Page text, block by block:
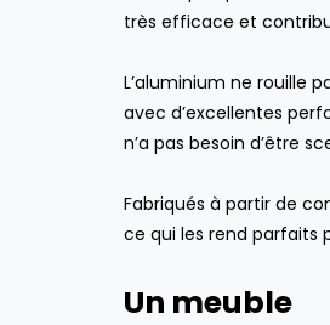
très efficace et
L’aluminium ne rouille
avec d’excellentes
n’a pas besoin d’être
Fabriqués à partir de
ce qui les rend parfaits
Un meuble